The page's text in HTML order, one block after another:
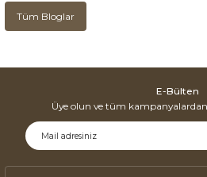
Tüm Bloglar
E-Bülten
Üye olun ve tüm